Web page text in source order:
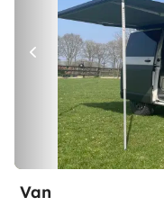
Van